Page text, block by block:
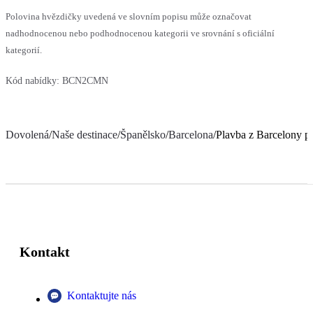
Polovina hvězdičky uvedená ve slovním popisu může označovat
nadhodnocenou nebo podhodnocenou kategorii ve srovnání s oficiální
kategorií.
Kód nabídky: BCN2CMN
Dovolená/Naše destinace/Španělsko/Barcelona/Plavba z Barcelony
Kontakt
Kontaktujte nás